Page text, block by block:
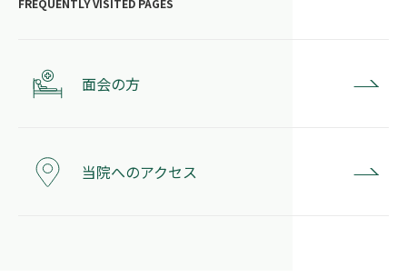
面会の方
当院へのアクセス